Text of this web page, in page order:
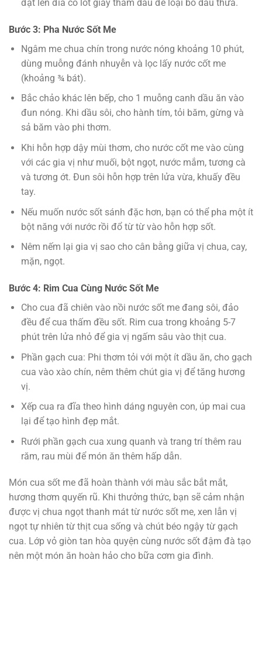
đặt lên đĩa có lót giấy thấm dầu để loại bỏ dầu thừa.
Bước 3: Pha Nước Sốt Me
Ngâm me chua chín trong nước nóng khoảng 10 phút,
dùng muỗng đánh nhuyễn và lọc lấy nước cốt me
(khoảng ¾ bát).
Bắc chảo khác lên bếp, cho 1 muỗng canh dầu ăn vào
đun nóng. Khi dầu sôi, cho hành tím, tỏi băm, gừng và
sả băm vào phi thơm.
Khi hỗn hợp dậy mùi thơm, cho nước cốt me vào cùng
với các gia vị như muối, bột ngọt, nước mắm, tương cà
và tương ớt. Đun sôi hỗn hợp trên lửa vừa, khuấy đều
tay.
Nếu muốn nước sốt sánh đặc hơn, bạn có thể pha một ít
bột năng với nước rồi đổ từ từ vào hỗn hợp sốt.
Nêm nếm lại gia vị sao cho cân bằng giữa vị chua, cay,
mặn, ngọt.
Bước 4: Rim Cua Cùng Nước Sốt Me
Cho cua đã chiên vào nồi nước sốt me đang sôi, đảo
đều để cua thấm đều sốt. Rim cua trong khoảng 5-7
phút trên lửa nhỏ để gia vị ngấm sâu vào thịt cua.
Phần gạch cua: Phi thơm tỏi với một ít dầu ăn, cho gạch
cua vào xào chín, nêm thêm chút gia vị để tăng hương
vị.
Xếp cua ra đĩa theo hình dáng nguyên con, úp mai cua
lại để tạo hình đẹp mắt.
Rưới phần gạch cua xung quanh và trang trí thêm rau
răm, rau mùi để món ăn thêm hấp dẫn.
Món cua sốt me đã hoàn thành với màu sắc bắt mắt,
hương thơm quyến rũ. Khi thưởng thức, bạn sẽ cảm nhận
được vị chua ngọt thanh mát từ nước sốt me, xen lẫn vị
ngọt tự nhiên từ thịt cua sống và chút béo ngậy từ gạch
cua. Lớp vỏ giòn tan hòa quyện cùng nước sốt đậm đà tạo
nên một món ăn hoàn hảo cho bữa cơm gia đình.